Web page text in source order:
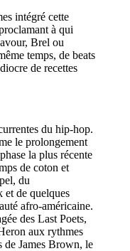
intégré cette
à qui
Brel ou
temps, de beats
de recettes
du hip-hop.
le prolongement
la plus récente
de coton et
du
et de quelques
afro-américaine.
des Last Poets,
aux rythmes
de James Brown, le